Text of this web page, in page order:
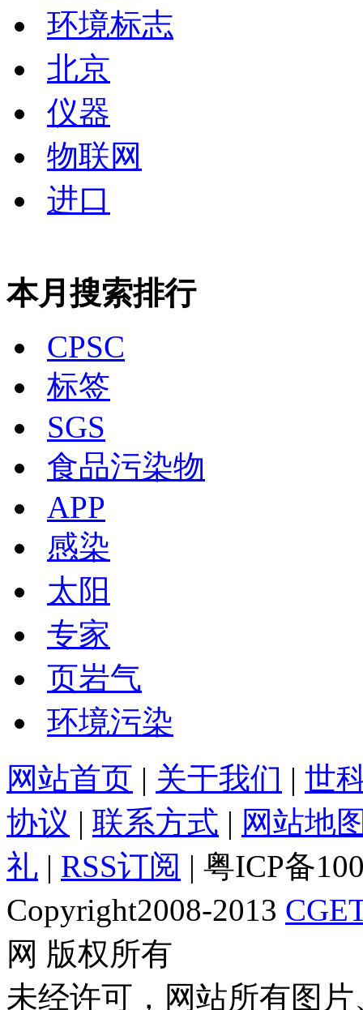
环境标志
北京
仪器
物联网
进口
本月搜索排行
CPSC
标签
SGS
食品污染物
APP
感染
太阳
专家
页岩气
环境污染
网站首页 | 关于我们 | 世
协议 | 联系方式 | 网站地
礼 | RSS订阅 | 粤ICP备
Copyright2008-2013
网 版权所有
未经许可，网站所有图